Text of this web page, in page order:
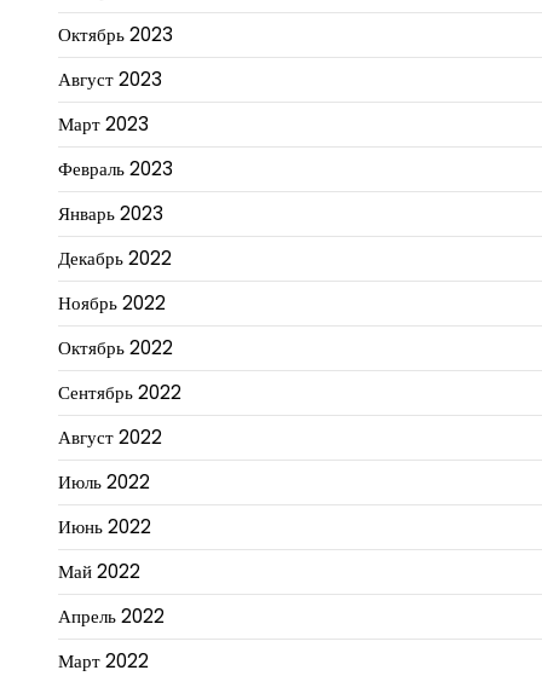
Октябрь 2023
Август 2023
Март 2023
Февраль 2023
Январь 2023
Декабрь 2022
Ноябрь 2022
Октябрь 2022
Сентябрь 2022
Август 2022
Июль 2022
Июнь 2022
Май 2022
Апрель 2022
Март 2022